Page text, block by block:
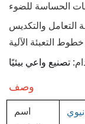
والتكديس
وصف
اسم